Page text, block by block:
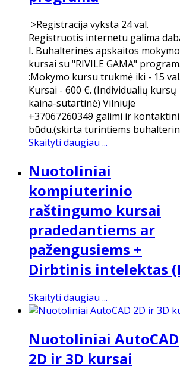
>Registracija vyksta 24 val.
Registruotis internetu galima
I. Buhalterinės apskaitos mokymo
kursai su "RIVILE GAMA"
:Mokymo kursu trukmė iki - 15
Kursai - 600 €. (Individualių kursų
kaina-sutartinė) Vilniuje
+37067260349 galimi ir
būdu.​(skirta turintiems
Skaityti daugiau ...
Nuotoliniai
kompiuterinio
raštingumo kursai
pradedantiems ar
pažengusiems +
Dirbtinis intelektas
Skaityti daugiau ...
Nuotoliniai AutoCAD
2D ir 3D kursai